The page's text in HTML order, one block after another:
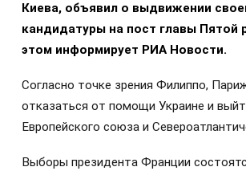
Киева, объявил о выдвижении
кандидатуры на пост главы Пятой
этом информирует РИА Новости.
Согласно точке зрения Филиппо,
отказаться от помощи Украине и
Европейского союза и
Выборы президента Франции